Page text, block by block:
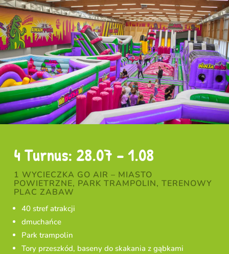
4 Turnus: 28.07 – 1.08
1 WYCIECZKA GO AIR – MIASTO
POWIETRZNE, PARK TRAMPOLIN, TERENOWY
PLAC ZABAW
40 stref atrakcji
dmuchańce
Park trampolin
Tory przeszkód, baseny do skakania z gąbkami